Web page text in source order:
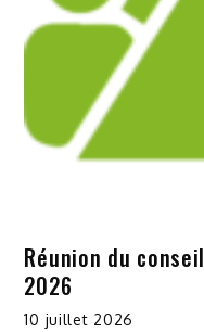
Réunion du
2026
10 juillet 2026